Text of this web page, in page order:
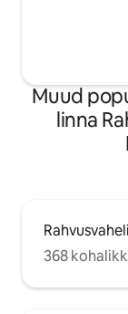
Muud
linna
368